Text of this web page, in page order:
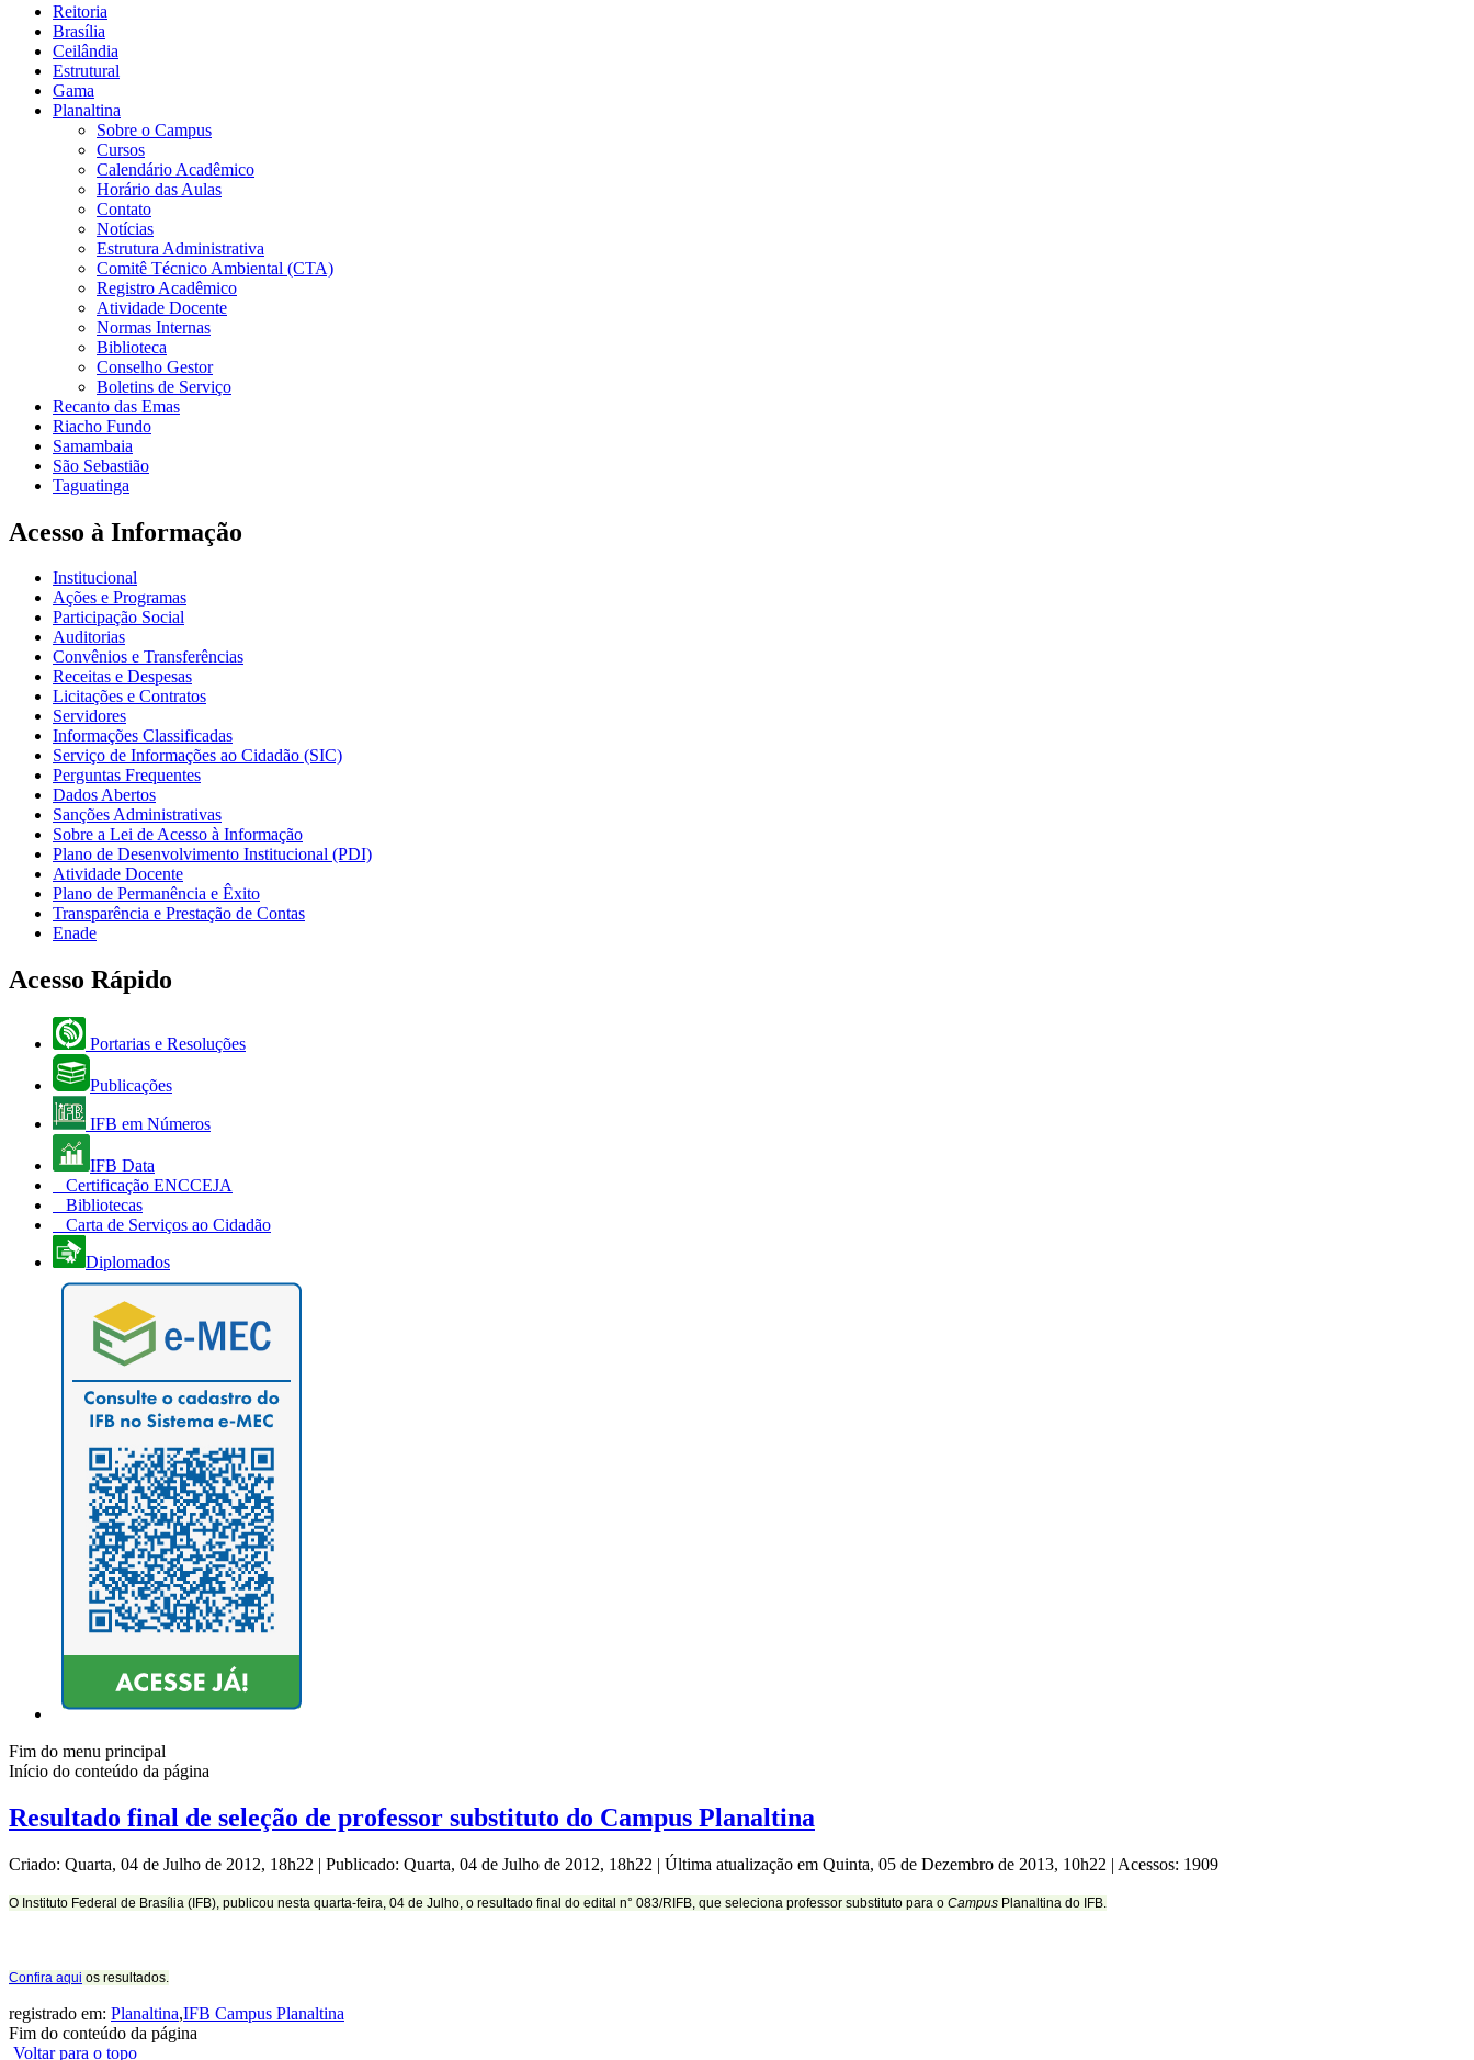
Reitoria
Brasília
Ceilândia
Estrutural
Gama
Planaltina
Sobre o Campus
Cursos
Calendário Acadêmico
Horário das Aulas
Contato
Notícias
Estrutura Administrativa
Comitê Técnico Ambiental (CTA)
Registro Acadêmico
Atividade Docente
Normas Internas
Biblioteca
Conselho Gestor
Boletins de Serviço
Recanto das Emas
Riacho Fundo
Samambaia
São Sebastião
Taguatinga
Acesso à Informação
Institucional
Ações e Programas
Participação Social
Auditorias
Convênios e Transferências
Receitas e Despesas
Licitações e Contratos
Servidores
Informações Classificadas
Serviço de Informações ao Cidadão (SIC)
Perguntas Frequentes
Dados Abertos
Sanções Administrativas
Sobre a Lei de Acesso à Informação
Plano de Desenvolvimento Institucional (PDI)
Atividade Docente
Plano de Permanência e Êxito
Transparência e Prestação de Contas
Enade
Acesso Rápido
Portarias e Resoluções
Publicações
IFB em Números
IFB Data
Certificação ENCCEJA
Bibliotecas
Carta de Serviços ao Cidadão
Diplomados
Fim do menu principal
Início do conteúdo da página
Resultado final de seleção de professor substituto do Campus Planaltina
Criado: Quarta, 04 de Julho de 2012, 18h22 | Publicado: Quarta, 04 de Julho de 2012, 18h22 | Última atualização em Quinta, 05 de Dezembro de 2013, 10h22 | Acessos: 1909
O Instituto Federal de Brasília (IFB), publicou nesta quarta-feira, 04 de Julho, o resultado final do edital n° 083/RIFB, que seleciona professor substituto para o Campus Planaltina do IFB.
Confira aqui os resultados.
registrado em: Planaltina,IFB Campus Planaltina
Fim do conteúdo da página
Voltar para o topo